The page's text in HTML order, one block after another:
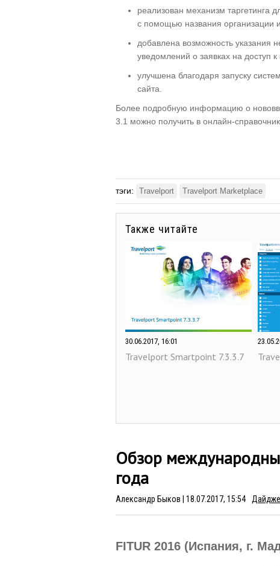
реализован механизм таргетинга
с помощью названия организации
добавлена возможность указания
уведомлений о заявках на доступ
улучшена благодаря запуску
сайта.
Более подробную информацию о
3.1 можно получить в онлайн-
тэги: Travelport Travelport Marketplace
Также читайте
30.06.2017, 16:01
Travelport Smartpoint 7.3.3.7
Travelport запустил
обновленную версию онлайн-
Обзор
года
Александр Быков | 18.07.2017, 15:54
FITUR 2016 (Испания, г.